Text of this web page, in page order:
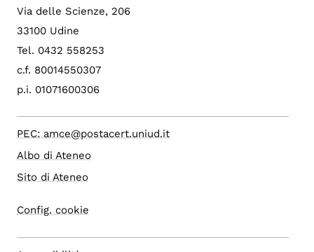
Via delle Scienze, 206
33100 Udine
Tel. 0432 558253
c.f. 80014550307
p.i. 01071600306
PEC: amce@postacert.uniud.it
Albo di Ateneo
Sito di Ateneo
Config. cookie